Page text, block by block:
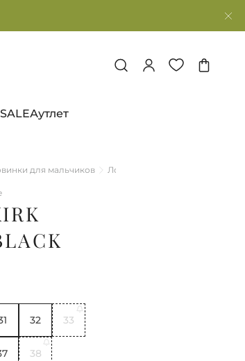
Аутлет
для мальчиков
32 33
38